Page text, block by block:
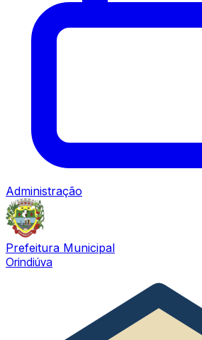
Administração
Prefeitura Municipal
Orindiúva